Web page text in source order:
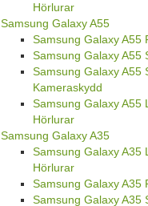
Hörlurar
Samsung Galaxy A55
Samsung Galaxy A55
Samsung Galaxy A55
Samsung Galaxy A55
Kameraskydd
Samsung Galaxy A55
Hörlurar
Samsung Galaxy A35
Samsung Galaxy A35
Hörlurar
Samsung Galaxy A35
Samsung Galaxy A35